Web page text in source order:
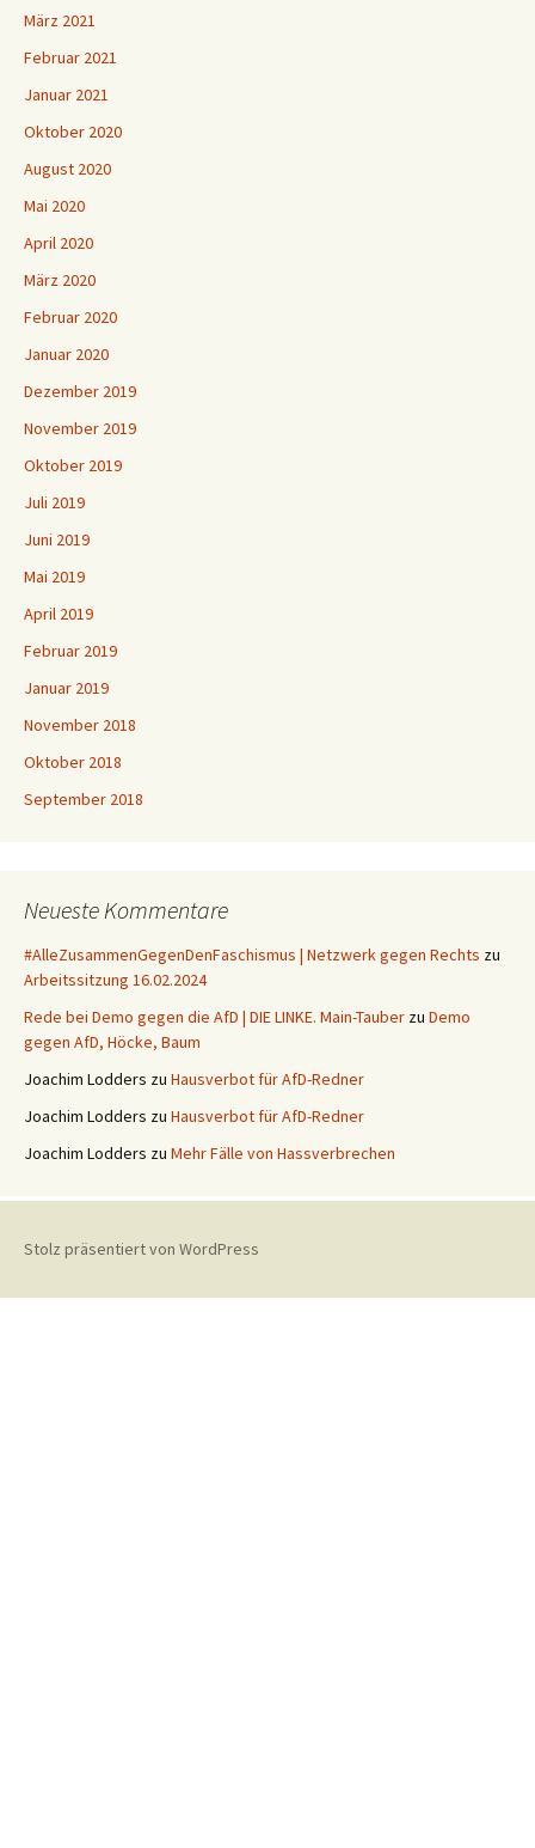
März 2021
Februar 2021
Januar 2021
Oktober 2020
August 2020
Mai 2020
April 2020
März 2020
Februar 2020
Januar 2020
Dezember 2019
November 2019
Oktober 2019
Juli 2019
Juni 2019
Mai 2019
April 2019
Februar 2019
Januar 2019
November 2018
Oktober 2018
September 2018
Neueste Kommentare
#AlleZusammenGegenDenFaschismus | Netzwerk gegen Rechts zu
Arbeitssitzung 16.02.2024
Rede bei Demo gegen die AfD | DIE LINKE. Main-Tauber zu Demo
gegen AfD, Höcke, Baum
Joachim Lodders zu Hausverbot für AfD-Redner
Joachim Lodders zu Hausverbot für AfD-Redner
Joachim Lodders zu Mehr Fälle von Hassverbrechen
Stolz präsentiert von WordPress